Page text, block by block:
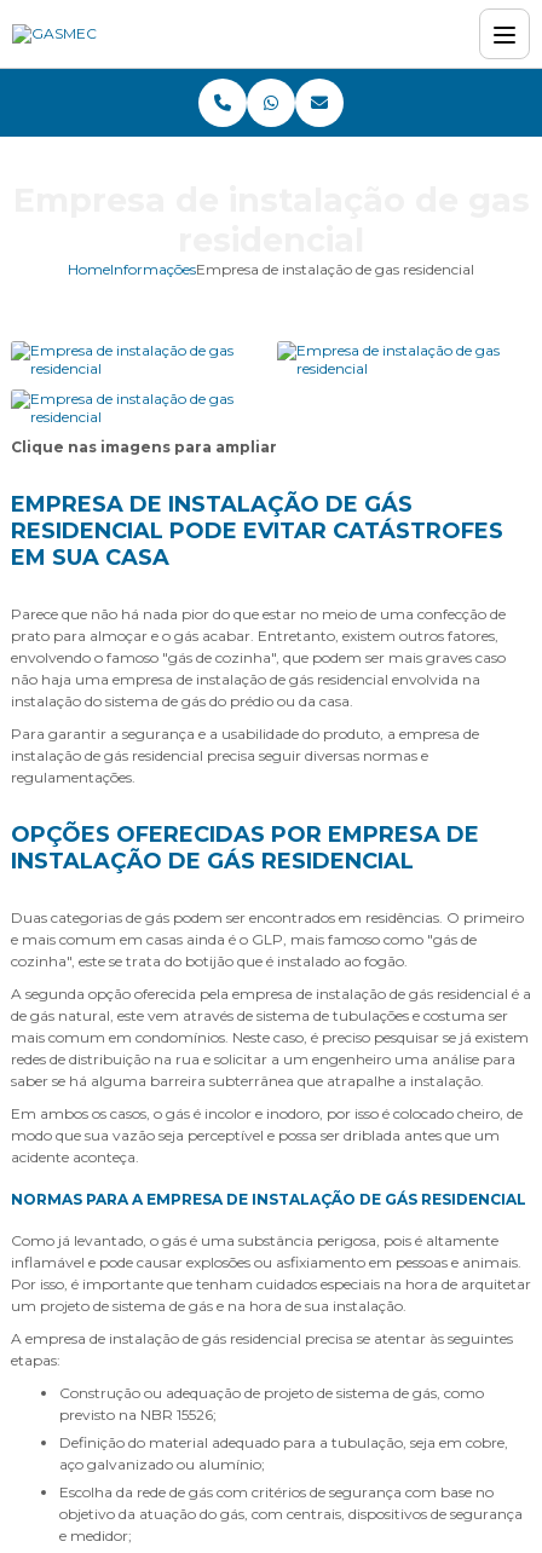
HomeInformaçõesEmpresa de instalação de gas residencial
Clique nas imagens para ampliar
EMPRESA DE INSTALAÇÃO DE GÁS
RESIDENCIAL PODE EVITAR CATÁSTROFES
EM SUA CASA
Parece que não há nada pior do que estar no meio de uma confecção de
prato para almoçar e o gás acabar. Entretanto, existem outros fatores,
envolvendo o famoso "gás de cozinha", que podem ser mais graves caso
não haja uma empresa de instalação de gás residencial envolvida na
instalação do sistema de gás do prédio ou da casa.
Para garantir a segurança e a usabilidade do produto, a empresa de
instalação de gás residencial precisa seguir diversas normas e
regulamentações.
OPÇÕES OFERECIDAS POR EMPRESA DE
INSTALAÇÃO DE GÁS RESIDENCIAL
Duas categorias de gás podem ser encontrados em residências. O primeiro
e mais comum em casas ainda é o GLP, mais famoso como "gás de
cozinha", este se trata do botijão que é instalado ao fogão.
A segunda opção oferecida pela empresa de instalação de gás residencial é a
de gás natural, este vem através de sistema de tubulações e costuma ser
mais comum em condomínios. Neste caso, é preciso pesquisar se já existem
redes de distribuição na rua e solicitar a um engenheiro uma análise para
saber se há alguma barreira subterrânea que atrapalhe a instalação.
Em ambos os casos, o gás é incolor e inodoro, por isso é colocado cheiro, de
modo que sua vazão seja perceptível e possa ser driblada antes que um
acidente aconteça.
NORMAS PARA A EMPRESA DE INSTALAÇÃO DE GÁS RESIDENCIAL
Como já levantado, o gás é uma substância perigosa, pois é altamente
inflamável e pode causar explosões ou asfixiamento em pessoas e animais.
Por isso, é importante que tenham cuidados especiais na hora de arquitetar
um projeto de sistema de gás e na hora de sua instalação.
A empresa de instalação de gás residencial precisa se atentar às seguintes
etapas:
Construção ou adequação de projeto de sistema de gás, como
previsto na NBR 15526;
Definição do material adequado para a tubulação, seja em cobre,
aço galvanizado ou alumínio;
Escolha da rede de gás com critérios de segurança com base no
objetivo da atuação do gás, com centrais, dispositivos de segurança
e medidor;